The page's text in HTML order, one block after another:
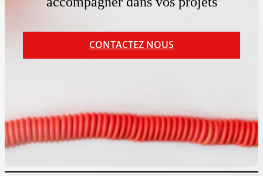
CONTACTEZ NOUS